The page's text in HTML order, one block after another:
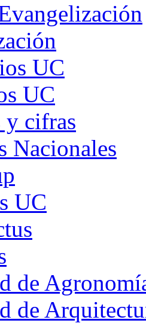
UC
UC
y cifras
Nacionales
UC
de
de